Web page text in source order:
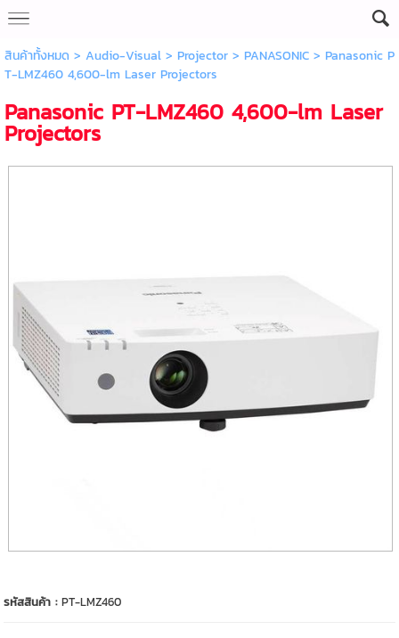
สินค้าทั้งหมด > Audio-Visual> Projector> PANASONIC> Panasonic P
T-LMZ460 4,600-lm Laser Projectors
Panasonic PT-LMZ460 4,600-lm Laser
Projectors
รหัสสินค้า :PT-LMZ460